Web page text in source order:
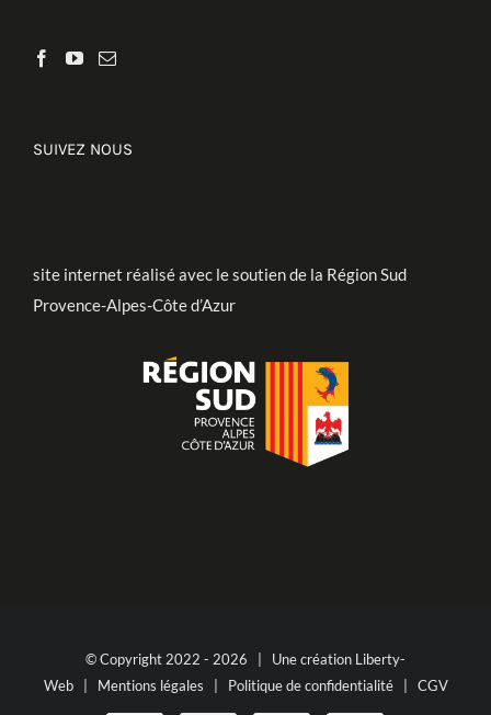
SUIVEZ NOUS
site internet réalisé avec le soutien de la Région Sud
Provence-Alpes-Côte d’Azur
© Copyright 2022 - 2026 | Une création Liberty-
Web| Mentions légales Politique de confidentialité| CGV